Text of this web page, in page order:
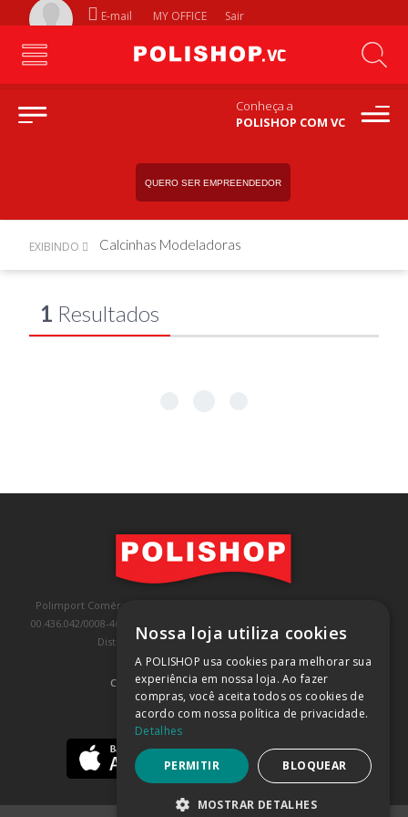
E-mail MY OFFICE Sair
Conheça a
POLISHOP COM VC
QUERO SER EMPREENDEDOR
EXIBINDO Calcinhas Modeladoras
1 Resultados
Polimport Comércio e Exportação LTDA, inscrita no CNPJ/MF sob o nº
00.436.042/0008-46, IE 407.458.707.103, com sede na Rua Kanebo, nº 175,
Distrito Industrial, Jundiaí/SP, CEP: 13213-090
COMPRA 100% SEGURA (SAIBA MAIS)
BAIXE NOSSO APP
Nossa loja utiliza cookies
A POLISHOP usa cookies para melhorar sua
experiência em nossa loja. Ao fazer
compras, você aceita todos os cookies de
acordo com nossa política de privacidade.
Detalhes
PERMITIR BLOQUEAR
MOSTRAR DETALHES